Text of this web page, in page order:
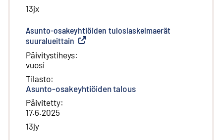
13jx
Asunto-osakeyhtiöiden tuloslaskelmaerät
suuralueittain Ulkoinen linkki
Päivitystiheys:
vuosi
Tilasto:
Asunto-osakeyhtiöiden talous
Päivitetty:
17.6.2025
13jy